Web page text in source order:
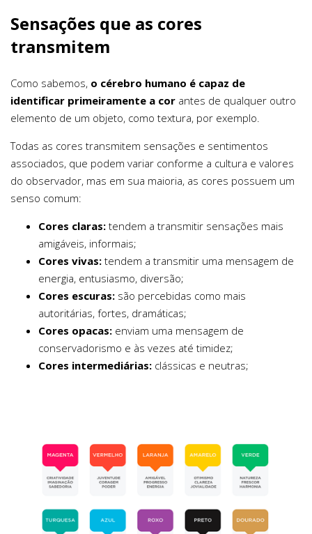
Sensações que as cores
transmitem
Como sabemos, o cérebro humano é capaz de
identificar primeiramente a cor antes de qualquer outro
elemento de um objeto, como textura, por exemplo.
Todas as cores transmitem sensações e sentimentos
associados, que podem variar conforme a cultura e valores
do observador, mas em sua maioria, as cores possuem um
senso comum:
Cores claras: tendem a transmitir sensações mais
amigáveis, informais;
Cores vivas: tendem a transmitir uma mensagem de
energia, entusiasmo, diversão;
Cores escuras: são percebidas como mais
autoritárias, fortes, dramáticas;
Cores opacas: enviam uma mensagem de
conservadorismo e às vezes até timidez;
Cores intermediárias: clássicas e neutras;